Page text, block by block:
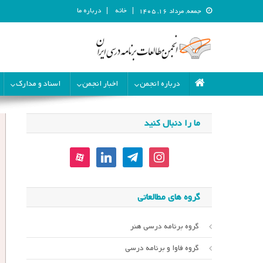
جمعه, مرداد ۱۶, ۱۴۰۵ خانه درباره ما
انجمن مطالعات برنامه درسی
درباره انجمن
اخبار انجمن اسناد و مدارک
ما را دنبال کنید
instagram
telegram
linkedin
aparat
گروه های مطالعاتی
گروه برنامه درسی هنر
گروه فاوا و برنامه درسی